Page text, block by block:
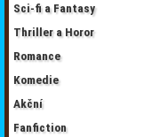
Sci-fi a Fantasy
Thriller a Horor
Romance
Komedie
Akční
Fanfiction